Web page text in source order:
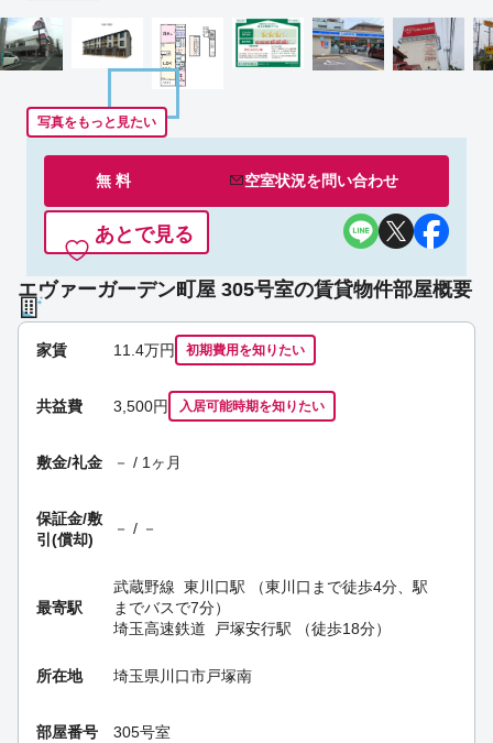
写真をもっと見たい
無 料 空室状況を問い合わせ
あとで見る
エヴァーガーデン町屋 305号室の賃貸物件部屋概要
家賃 11.4万円 初期費用を知りたい
共益費 3,500円 入居可能時期を知りたい
敷金/礼金 － / 1ヶ月
保証金/敷
引(償却)
－ / －
最寄駅
武蔵野線 東川口駅 （東川口まで徒歩4分、駅
までバスで7分）
埼玉高速鉄道
戸塚安行駅 （徒歩18分）
所在地 埼玉県川口市戸塚南
部屋番号 305号室